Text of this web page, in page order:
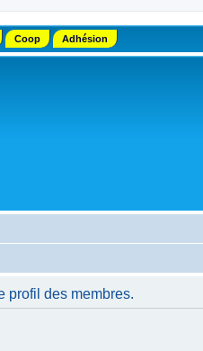
Coop Adhésion
profil des membres.